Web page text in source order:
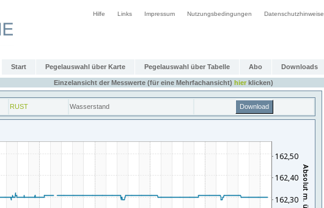
Hilfe Links Impressum Nutzungsbedingungen Datenschutzhinweise
Start Pegelauswahl über Karte Pegelauswahl über Tabelle Abo Downloads
Einzelansicht der Messwerte (für eine Mehrfachansicht) hierklicken)
RUST Wasserstand Download